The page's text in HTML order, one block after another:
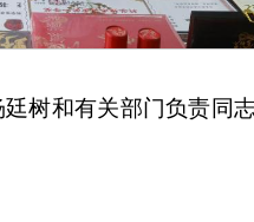
树和有关部门负责同